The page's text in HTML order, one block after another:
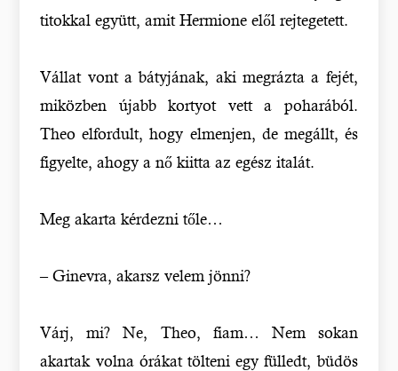
titokkal együtt, amit Hermione elől rejtegetett.
Vállat vont a bátyjának, aki megrázta a fejét,
miközben újabb kortyot vett a poharából.
Theo elfordult, hogy elmenjen, de megállt, és
figyelte, ahogy a nő kiitta az egész italát.
Meg akarta kérdezni tőle…
– Ginevra, akarsz velem jönni?
Várj, mi? Ne, Theo, fiam… Nem sokan
akartak volna órákat tölteni egy fülledt, büdös